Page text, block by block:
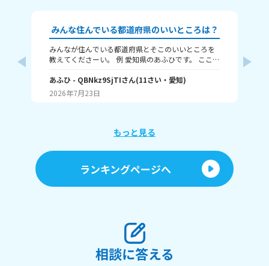
みんな住んでいる都道府県のいいところは？
みんなが住んでいる都道府県とそこのいいところを
教えてくださーい。 例 愛知県のあふひです。 ここは
ります。観光名所では名古屋城が有名です。歴史的
にも、天下三英傑の信長、秀吉、家康、全員の出身
地です。
あふひ - QBNkz9SjTIさん(11さい・ 愛知)
2026年7月23日
もっと見る
ランキングページへ
相談に答える